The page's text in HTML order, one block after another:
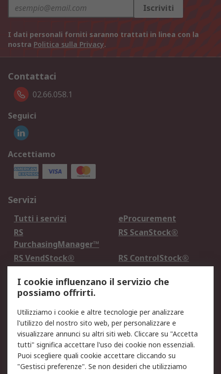
Iscriviti
I dati personali forniti saranno trattati in linea con la
nostra Politica sulla Privacy.
Contattaci
02.66.058.1
Seguici
Accettiamo
Servizi
Tutti i servizi
eProcurement
RS
PurchasingManager™
RS ScanStock®
RS VendStock®
RS ControlStock®
Legale
Informativa Cookie
Informativa Privacy -
Aggiornata
Email Security
Termini d'uso
Condizioni di vendita
Condizioni generali di
servizio
I cookie influenzano il servizio che
possiamo offrirti.
Utilizziamo i cookie e altre tecnologie per analizzare
l'utilizzo del nostro sito web, per personalizzare e
visualizzare annunci su altri siti web. Cliccare su "Accetta
tutti" significa accettare l'uso dei cookie non essenziali.
Puoi scegliere quali cookie accettare cliccando su
"Gestisci preferenze". Se non desideri che utilizziamo